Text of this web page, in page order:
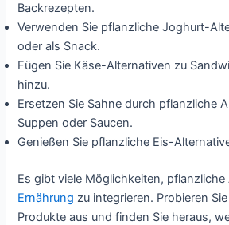
Backrezepten.
Verwenden Sie pflanzliche Joghurt-
oder als Snack.
Fügen Sie Käse-Alternativen zu
hinzu.
Ersetzen Sie Sahne durch pflanzliche
Suppen oder Saucen.
Genießen Sie pflanzliche Eis-
Es gibt viele Möglichkeiten,
Ernährungzu integrieren. Probieren
Produkte aus und finden Sie heraus,